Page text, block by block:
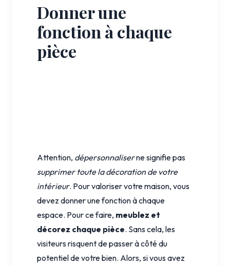
Donner une
fonction à chaque
pièce
Attention, dépersonnaliserne signifie pas
supprimer toute la décoration de votre
intérieur. Pour valoriser votre maison, vous
devez donner une fonction à chaque
espace. Pour ce faire, meublez et
décorez chaque pièce. Sans cela, les
visiteurs risquent de passer à côté du
potentiel de votre bien. Alors, si vous avez